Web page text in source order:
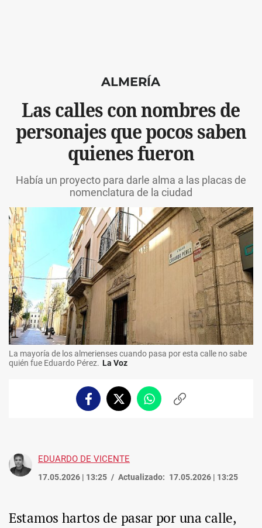
ALMERÍA
Las calles con nombres de
personajes que pocos saben
quienes fueron
Había un proyecto para darle alma a las placas de
nomenclatura de la ciudad
La mayoría de los almerienses cuando pasa por esta calle no sabe
quién fue Eduardo Pérez. La Voz
FacebookTwitterWhatsappCopiar
EDUARDO DE VICENTE
17.05.2026 | 13:25 Actualizado: 17.05.2026 | 13:25
Estamos hartos de pasar por una calle,